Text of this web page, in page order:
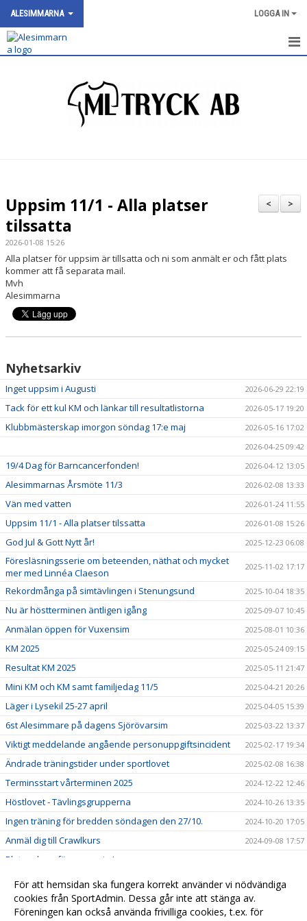
ALESIMMARNA LOGGA IN
BILDGALLERI
DOKUMENT
VÅRA GRUPPER/TRÄNARE
TRYGG FÖRENING
>
<
Uppsim 11/1 - Alla platser
tilssatta
2026-01-08 15:26
Alla platser för uppsim är tillsatta och ni som anmält er och fått plats
kommer att få separata mail.
Mvh
Alesimmarna
Nyhetsarkiv
Inget uppsim i Augusti 2026-06-29 22:19
Tack för ett kul KM och länkar till resultatlistorna 2026-05-17 19:20
Klubbmästerskap imorgon söndag 17:e maj
2026-05-16 17:02
2026-04-25 09:42
19/4 Dag för Barncancerfonden! 2026-04-12 13:05
Alesimmarnas Årsmöte 11/3 2026-02-08 13:33
Vän med vatten 2026-01-24 11:55
Uppsim 11/1 - Alla platser tilssatta 2026-01-08 15:26
God Jul & Gott Nytt år! 2025-12-23 06:08
Föresläsningsserie om beteenden, näthat och mycket
mer med Linnéa Claeson
2025-11-02 17:17
Rekordmånga på simtävlingen i Stenungsund 2025-10-04 18:35
Nu är höstterminen äntligen igång 2025-09-07 10:45
Anmälan öppen för Vuxensim 2025-08-01 10:36
KM 2025 2025-05-24 09:15
Resultat KM 2025 2025-05-11 21:47
Mini KM och KM samt familjedag 11/5 2025-04-21 20:26
Läger i Lysekil 25-27 april 2025-04-05 15:39
6st Alesimmare på dagens Sjörövarsim 2025-03-22 13:37
Viktigt meddelande angående personuppgiftsincident 2025-02-17 19:34
Ändrade träningstider under sportlovet 2025-02-08 16:38
Terminsstart vårterminen 2025 2024-12-22 12:46
Höstlovet - Tävlingsgrupperna 2024-10-26 13:35
Ingen träning för bredden söndagen den 27/10. 2024-10-20 17:05
Anmäl dig till Crawlkurs 2024-09-08 17:57
Platser kvar för vuxensim!
MINI-KM & KM SÖNDAG 12 maj 2024-05-05 13:54
Fakturor
Välkommen till vår nya hemsida! 2023-12-22 16:12
För att hemsidan ska fungera korrekt använder vi nödvändiga
cookies från SportAdmin. Dessa går inte att stänga av.
Föreningen kan också använda frivilliga cookies, t.ex. för